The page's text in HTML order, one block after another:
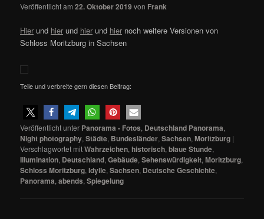
Veröffentlicht am22. Oktober 2019 von Frank
Hier und hier und hier und hier noch weitere Versionen von
Schloss Moritzburg in Sachsen
Teile und verbreite gern diesen Beitrag:
Veröffentlicht unter Panorama - Fotos, Deutschland Panorama,
Night photography,Städte, Bundesländer,Sachsen,Moritzburg |
Verschlagwortet mitWahrzeichen,historisch,blaue Stunde,
Illumination, Deutschland,Gebäude,Sehenswürdigkeit,Moritzburg,
Schloss Moritzburg,Idylle,Sachsen, Deutsche Geschichte,
Panorama,abends,Spiegelung